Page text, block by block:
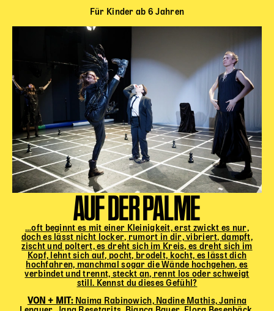
Für Kinder ab 6 Jahren
AUF DER PALME
…oft beginnt es mit einer Kleinigkeit, erst zwickt es nur,
doch es lässt nicht locker, rumort in dir, vibriert, dampft,
zischt und poltert, es dreht sich im Kreis, es dreht sich im
Kopf, lehnt sich auf, pocht, brodelt, kocht, es lässt dich
hochfahren, manchmal sogar die Wände hochgehen, es
verbindet und trennt, steckt an, rennt los oder schweigt
still. Kennst du dieses Gefühl?
VON + MIT: Naima Rabinowich, Nadine Mathis,Janina